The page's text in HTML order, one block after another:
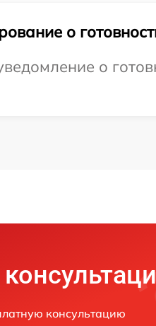
о
о
консультацию